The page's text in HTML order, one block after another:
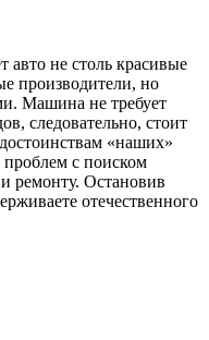
авто не столь красивые
производители, но
Машина не требует
следовательно, стоит
«наших»
проблем с поиском
ремонту. Остановив
отечественного